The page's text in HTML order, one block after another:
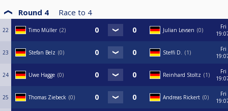
Round 4 Race to 4
22 Timo Müller 2 Julian Levsen 0
Fri
23 Stefan Belz 0 Steffi D. 1
Fri
24 Uwe Hagge 0 Reinhard Stoltz 1
Fri
25 Thomas Ziebeck 0 Andreas Rickert 0
Fri